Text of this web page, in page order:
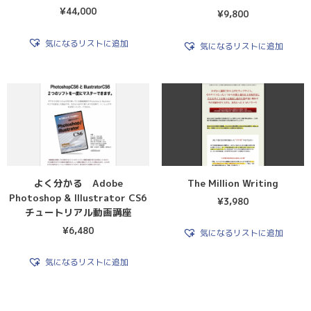
¥44,000
気になるリストに追加
¥9,800
気になるリストに追加
よく分かる Adobe
Photoshop & Illustrator CS6
チュートリアル動画講座
¥6,480
気になるリストに追加
The Million Writing
¥3,980
気になるリストに追加